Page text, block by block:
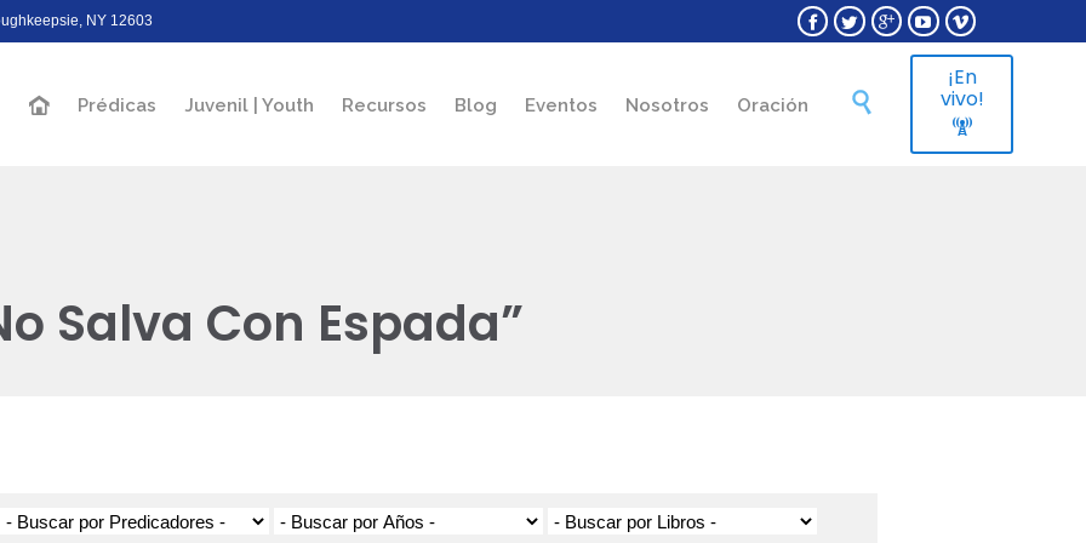
NY 12603     
Skip
Prédicas Juvenil | Youth Recursos Blog Eventos Nosotros Oración 
¡En
vivo!

Salva Con Espada”